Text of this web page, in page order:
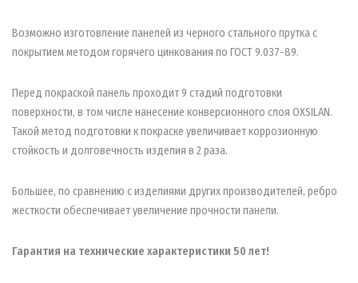
Возможно изготовление панелей из черного стального прутка с
покрытием методом горячего цинкования по ГОСТ 9.037-89.
Перед покраской панель проходит 9 стадий подготовки
поверхности, в том числе нанесение конверсионного слоя OXSILAN.
Такой метод подготовки к покраске увеличивает коррозионную
стойкость и долговечность изделия в 2 раза.
Большее, по сравнению с изделиями других производителей, ребро
жесткости обеспечивает увеличение прочности панели.
Гарантия на технические характеристики 50 лет!